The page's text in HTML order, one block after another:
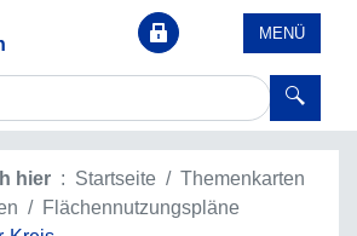
MENÜ
hier Startseite
Themenkarten
Flächennutzungspläne